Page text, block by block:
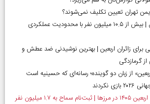
تهران تعیین تکلیف نمی‌شوند؟
آمار معلولیت در ایران | بیش از ۱۰.۵ میلیون نفر با محدودیت عملکردی
زائران اربعین | بهترین نوشیدنی ضد عطش و
گرمازدگی
از زبان دو گوینده؛ رسانه‌ای که حسینیه است
نکردند
آغاز رسمی برنامه‌های اربعین ۱۴۰۵ در مرز‌ها | ثبت‌نام سماح به ۱.۷ میلیون نفر